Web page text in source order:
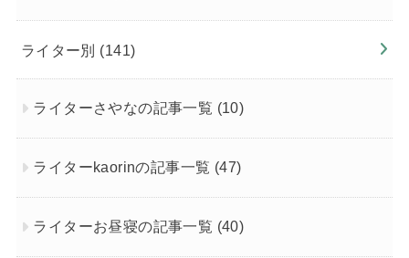
ライター別 (141)
ライターさやなの記事一覧 (10)
ライターkaorinの記事一覧 (47)
ライターお昼寝の記事一覧 (40)